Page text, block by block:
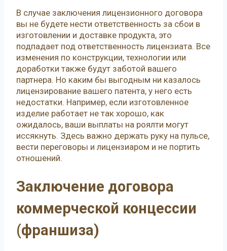
В случае заключения лицензионного договора
вы не будете нести ответственность за сбои в
изготовлении и доставке продукта, это
подпадает под ответственность лицензиата. Все
изменения по конструкции, технологии или
доработки также будут заботой вашего
партнера. Но каким бы выгодным ни казалось
лицензирование вашего патента, у него есть
недостатки. Например, если изготовленное
изделие работает не так хорошо, как
ожидалось, ваши выплаты на роялти могут
иссякнуть. Здесь важно держать руку на пульсе,
вести переговоры и лицензиаром и не портить
отношений.
Заключение договора
коммерческой концессии
(франшиза)